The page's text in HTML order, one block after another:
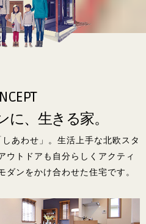
に、生きる家。
あわせ」。生活上手な北欧スタ
ウトドアも自分らしくアクティ
ダンをかけ合わせた住宅です。